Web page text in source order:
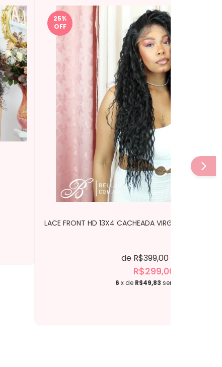
25%
OFF
LACE FRONT HD 13X4 CACHEADA VIRGINIA PRETO -
deR$399,00
R$299,00
6 x de R$49,83 sem juros